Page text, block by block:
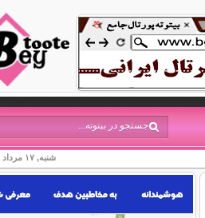
شنبه, ۱۷ مرداد ۱۴۰۵